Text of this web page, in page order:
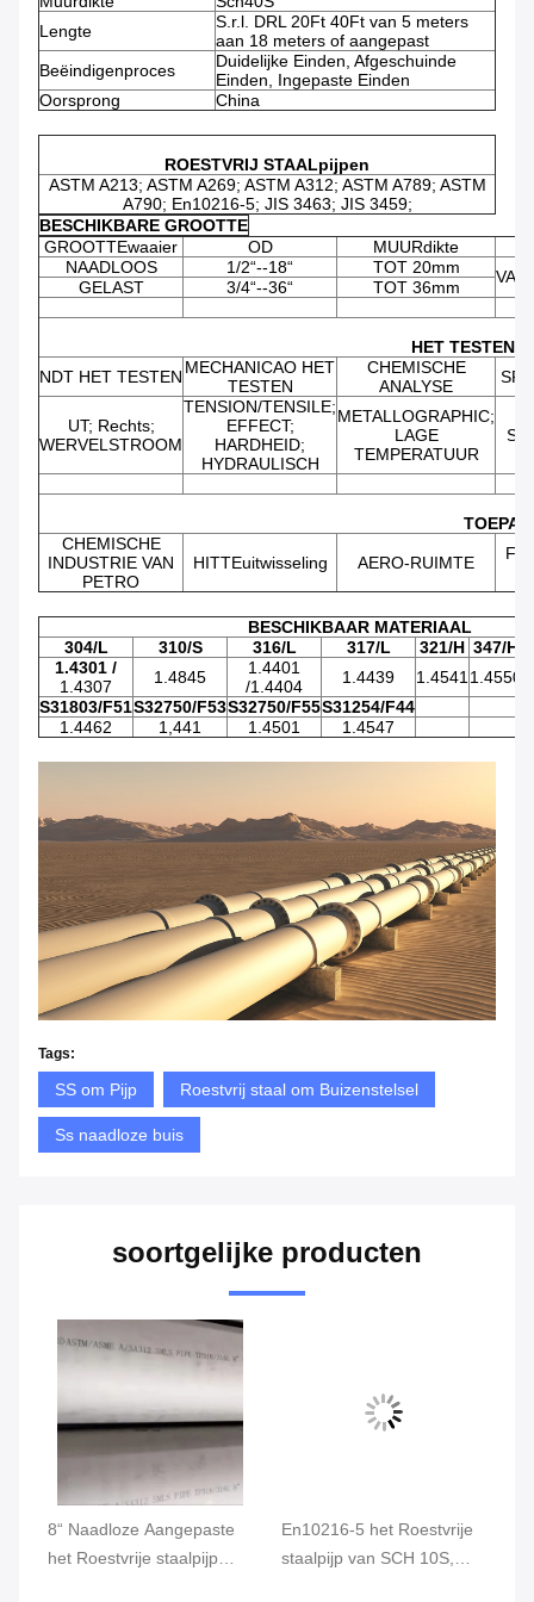
Lengte
S.r.l. DRL 20Ft 40Ft van 5 meters
aan 18 meters of aangepast
Beëindigenproces
Duidelijke Einden, Afgeschuinde
Einden, Ingepaste Einden
Oorsprong
China
ROESTVRIJ STAALpijpen
ASTM A213; ASTM A269; ASTM A312; ASTM A789; ASTM
A790; En10216-5; JIS 3463; JIS 3459;
BESCHIKBARE GROOTTE
GROOTTEwaaier
OD
MUURdikte
NAADLOOS
1/2“--18“ TOT 20mm
GELAST 3/4“--36“ TOT 36mm
HET TESTEN
NDT HET TESTEN MECHANICAO HET
TESTEN
CHEMISCHE
ANALYSE
UT; Rechts;
WERVELSTROOM
TENSION/TENSILE;
EFFECT;
HARDHEID;
HYDRAULISCH
METALLOGRAPHIC;
LAGE
TEMPERATUUR
CHEMISCHE
INDUSTRIE VAN
PETRO
HITTEuitwisseling AERO-RUIMTE
BESCHIKBAAR MATERIAAL
304/L
310/S 316/L 317/L 321/H 347/H
1.4301 /
1.4307
1.4845
1.4401
/1.4404
1.4439 1.45411.4550
S31803/F51S32750/F53S32750/F55S31254/F44
1.4462
1,441 1.4501 1.4547
Tags:
SS om Pijp Roestvrij staal om Buizenstelsel
Ss naadloze buis
soortgelijke producten
8“ Naadloze Aangepaste
het Roestvrije staalpijp
En10216-5 het Roestvrije
staalpijp van SCH 10S,